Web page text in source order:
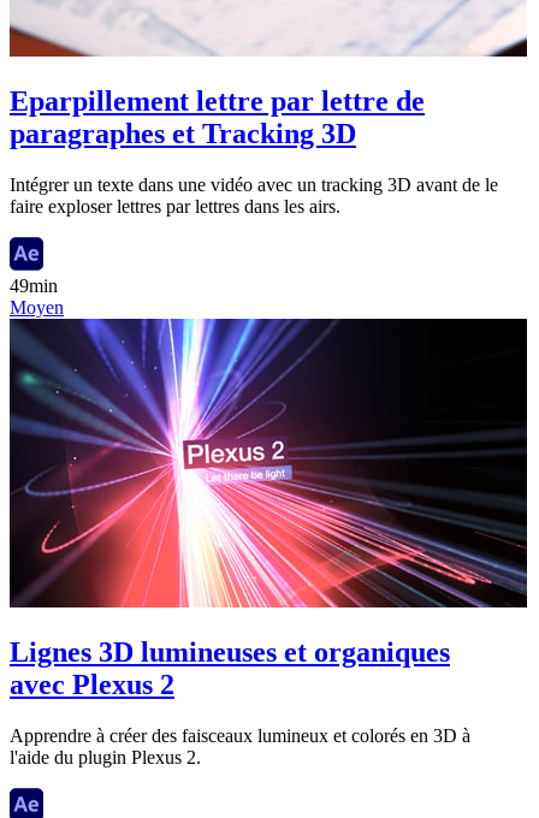
Eparpillement lettre par lettre de
paragraphes et Tracking 3D
Intégrer un texte dans une vidéo avec un tracking 3D avant de le
faire exploser lettres par lettres dans les airs.
49min
Moyen
Lignes 3D lumineuses et organiques
avec Plexus 2
Apprendre à créer des faisceaux lumineux et colorés en 3D à
l'aide du plugin Plexus 2.